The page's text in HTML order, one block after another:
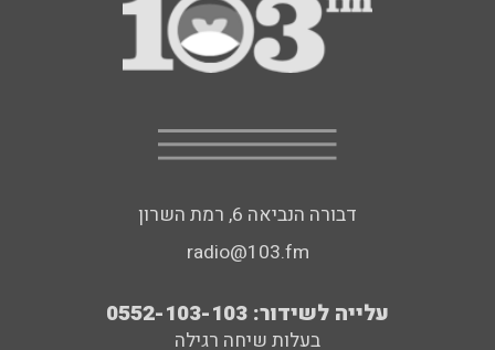
דבורה הנביאה 6, רמת השרון
radio@103.fm
עלייה לשידור: 0552-103-103
בעלות שיחה רגילה